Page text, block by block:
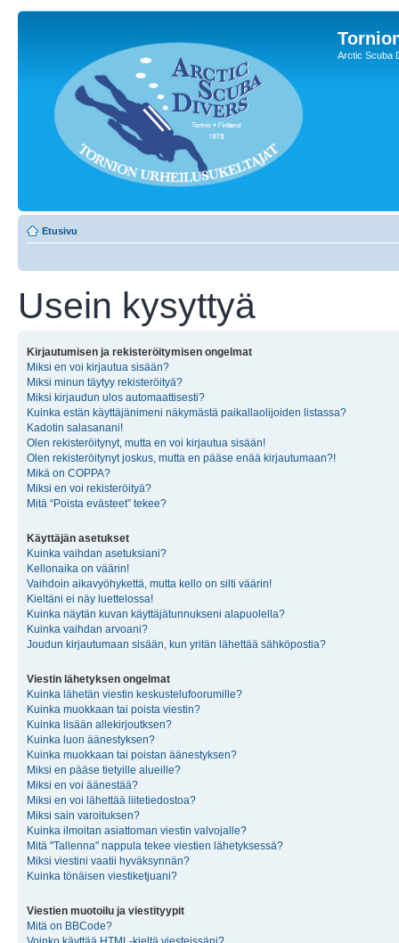
Arctic Scuba
Etusivu
Usein kysyttyä
Kirjautumisen ja rekisteröitymisen ongelmat
Miksi en voi kirjautua sisään?
Miksi minun täytyy rekisteröityä?
Miksi kirjaudun ulos automaattisesti?
Kuinka estän käyttäjänimeni näkymästä paikallaolijoiden listassa?
Kadotin salasanani!
Olen rekisteröitynyt, mutta en voi kirjautua sisään!
Olen rekisteröitynyt joskus, mutta en pääse enää kirjautumaan?!
Mikä on COPPA?
Miksi en voi rekisteröityä?
Mitä “Poista evästeet” tekee?
Käyttäjän asetukset
Kuinka vaihdan asetuksiani?
Kellonaika on väärin!
Vaihdoin aikavyöhykettä, mutta kello on silti väärin!
Kieltäni ei näy luettelossa!
Kuinka näytän kuvan käyttäjätunnukseni alapuolella?
Kuinka vaihdan arvoani?
Joudun kirjautumaan sisään, kun yritän lähettää sähköpostia?
Viestin lähetyksen ongelmat
Kuinka lähetän viestin keskustelufoorumille?
Kuinka muokkaan tai poista viestin?
Kuinka lisään allekirjoutksen?
Kuinka luon äänestyksen?
Kuinka muokkaan tai poistan äänestyksen?
Miksi en pääse tietyille alueille?
Miksi en voi äänestää?
Miksi en voi lähettää liitetiedostoa?
Miksi sain varoituksen?
Kuinka ilmoitan asiattoman viestin valvojalle?
Mitä "Tallenna" nappula tekee viestien lähetyksessä?
Miksi viestini vaatii hyväksynnän?
Kuinka tönäisen viestiketjuani?
Viestien muotoilu ja viestityypit
Mitä on BBCode?